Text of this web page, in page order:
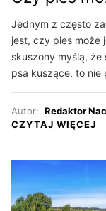
Jednym z często
jest, czy pies może
skuszony myślą,
psa kuszące, to
Autor: Redaktor
CZYTAJ WIĘCEJ